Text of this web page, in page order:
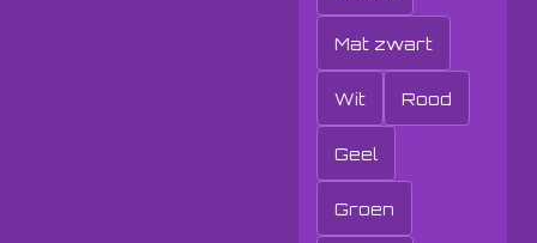
Mat zwart
Wit Rood
Geel
Groen